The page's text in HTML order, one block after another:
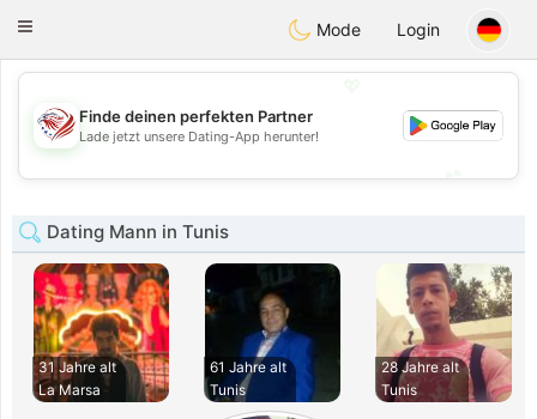
Dating
Toggle
Mode Login
💖
💕
Finde deinen perfekten Partner
Lade jetzt unsere Dating-App herunter!
Dating Mann in Tunis
31 Jahre alt
La Marsa
61 Jahre alt
Tunis
28 Jahre alt
Tunis